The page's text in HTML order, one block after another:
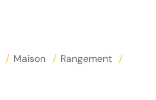
/ Maison / Rangement
/